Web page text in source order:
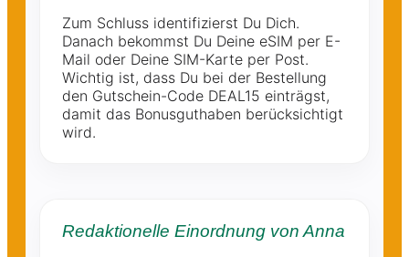
Zum Schluss identifizierst Du Dich.
Danach bekommst Du Deine eSIM per E-
Mail oder Deine SIM-Karte per Post.
Wichtig ist, dass Du bei der Bestellung
den Gutschein-Code DEAL15 einträgst,
damit das Bonusguthaben berücksichtigt
wird.
Redaktionelle Einordnung von Anna